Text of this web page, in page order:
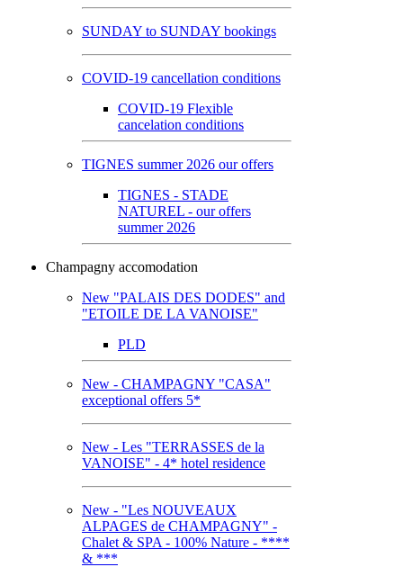
SUNDAY to SUNDAY bookings
COVID-19 cancellation conditions
COVID-19 Flexible
cancelation conditions
TIGNES summer 2026 our offers
TIGNES - STADE
NATUREL - our offers
summer 2026
Champagny accomodation
New "PALAIS DES DODES" and
"ETOILE DE LA VANOISE"
PLD
New - CHAMPAGNY "CASA"
exceptional offers 5*
New - Les "TERRASSES de la
VANOISE" - 4* hotel residence
New - "Les NOUVEAUX
ALPAGES de CHAMPAGNY" -
Chalet & SPA - 100% Nature - ****
& ***